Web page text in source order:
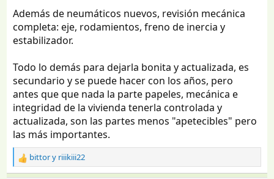
Además de neumáticos nuevos, revisión mecánica
completa: eje, rodamientos, freno de inercia y
estabilizador.
Todo lo demás para dejarla bonita y actualizada, es
secundario y se puede hacer con los años, pero
antes que que nada la parte papeles, mecánica e
integridad de la vivienda tenerla controlada y
actualizada, son las partes menos "apetecibles" pero
las más importantes.
R
e
bittory riiikiii22